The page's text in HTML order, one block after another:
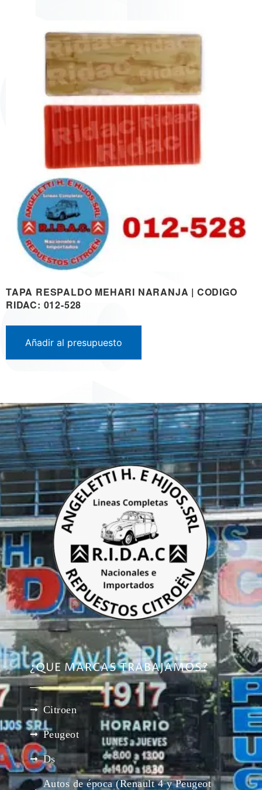
TAPA RESPALDO MEHARI NARANJA | CODIGO
RIDAC: 012-528
Añadir al presupuesto
¿QUE MARCAS TRABAJAMOS?
Citroen
Peugeot
Ds
Autos de época (Renault 4 y Peugeot